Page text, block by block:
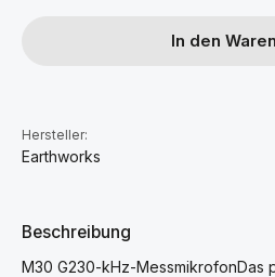
In den
Hersteller:
Earthworks
Beschreibung
M30 G230-kHz-MessmikrofonDas